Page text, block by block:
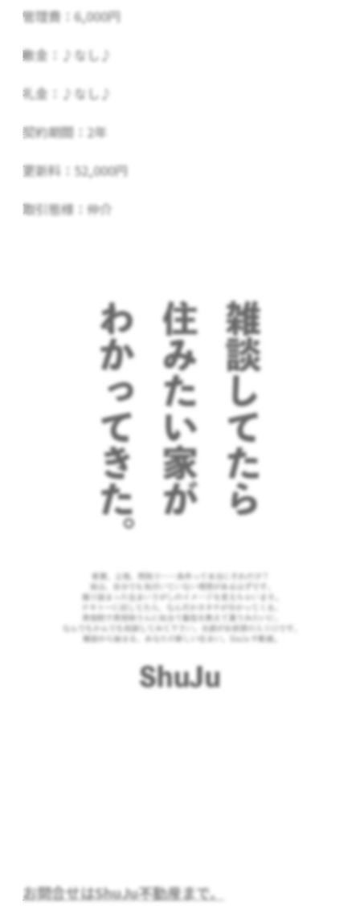
管理費：6,000円
敷金：♪なし♪
礼金：♪なし♪
契約期間：2年
更新料：52,000円
取引態様：仲介
お問合せはShuJu不動産まで。